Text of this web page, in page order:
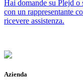
Hai domande su Plejd
con un rappresentante
ricevere assistenza.
Azienda